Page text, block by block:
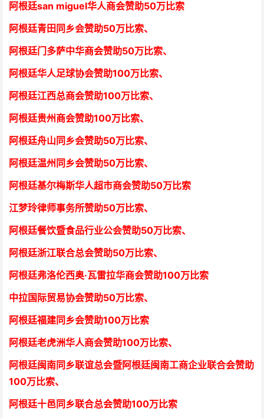
阿根廷san miguel华人商会赞助50万比索
阿根廷青田同乡会赞助50万比索、
阿根廷门多萨中华商会赞助50万比索、
阿根廷华人足球协会赞助100万比索、
阿根廷江西总商会赞助100万比索、
阿根廷贵州商会赞助100万比索、
阿根廷舟山同乡会赞助50万比索、
阿根廷温州同乡会赞助50万比索、
阿根廷基尔梅斯华人超市商会赞助50万比索
江梦玲律师事务所赞助50万比索、
阿根廷餐饮暨食品行业公会赞助50万比索、
阿根廷浙江联合总会赞助50万比索、
阿根廷弗洛伦西奥·瓦雷拉华商会赞助100万比索
中拉国际贸易协会赞助50万比索、
阿根廷福建同乡会赞助100万比索
阿根廷老虎洲华人商会赞助100万比索、
阿根廷闽南同乡联谊总会暨阿根廷闽南工商企业联合会赞助
100万比索、
阿根廷十邑同乡联合总会赞助100万比索